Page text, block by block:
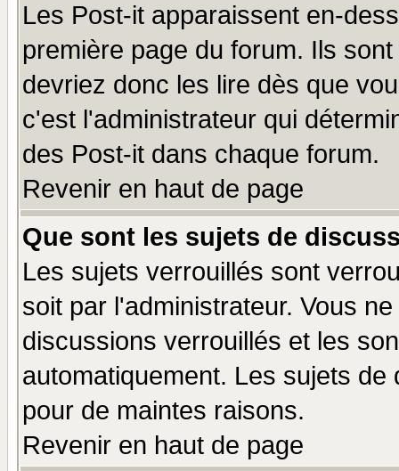
Les Post-it apparaissent en-
première page du forum. Ils
devriez donc les lire dès que
c'est l'administrateur qui
des Post-it dans chaque forum.
Revenir en haut de page
Que sont les sujets de
Les sujets verrouillés sont
soit par l'administrateur. Vous
discussions verrouillés et les
automatiquement. Les sujets
pour de maintes raisons.
Revenir en haut de page